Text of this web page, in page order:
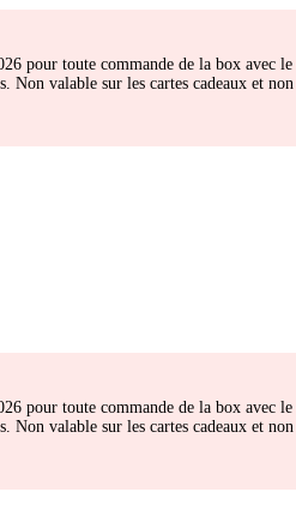
pour toute commande de la box avec le
valable sur les cartes cadeaux et
pour toute commande de la box avec le
valable sur les cartes cadeaux et